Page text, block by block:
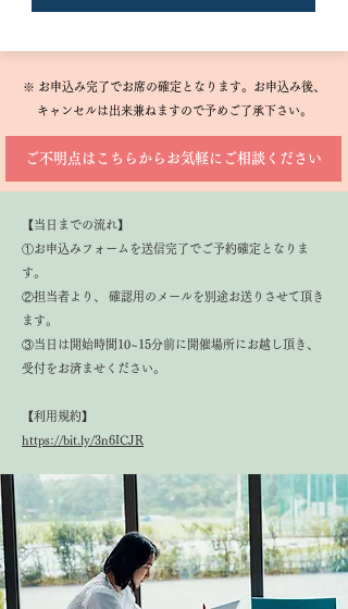
※ お申込み完了でお席の確定となります。お申込み後、
キャンセルは出来兼ねますので予めご了承下さい。
ご不明点はこちらからお気軽にご相談ください
​【当日までの流れ】
①お申込みフォームを送信完了でご予約確定となりま
す。
②担当者より、 確認用のメールを別途お送りさせて頂き
ます。
③当日は開始時間10~15分前に開催場所にお越し頂き、
受付をお済ませください。
【利用規約】
https://bit.ly/3n6ICJR